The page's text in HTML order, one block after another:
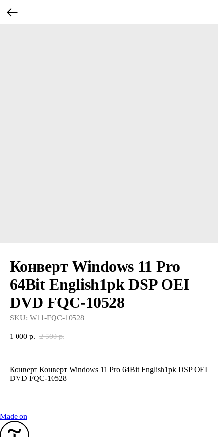
Конверт Windows 11 Pro
64Bit English1pk DSP OEI
DVD FQC-10528
SKU: W11-FQC-10528
1 000 р. 2 500 р.
Конверт Конверт Windows 11 Pro 64Bit English1pk DSP OEI
DVD FQC-10528
Made on